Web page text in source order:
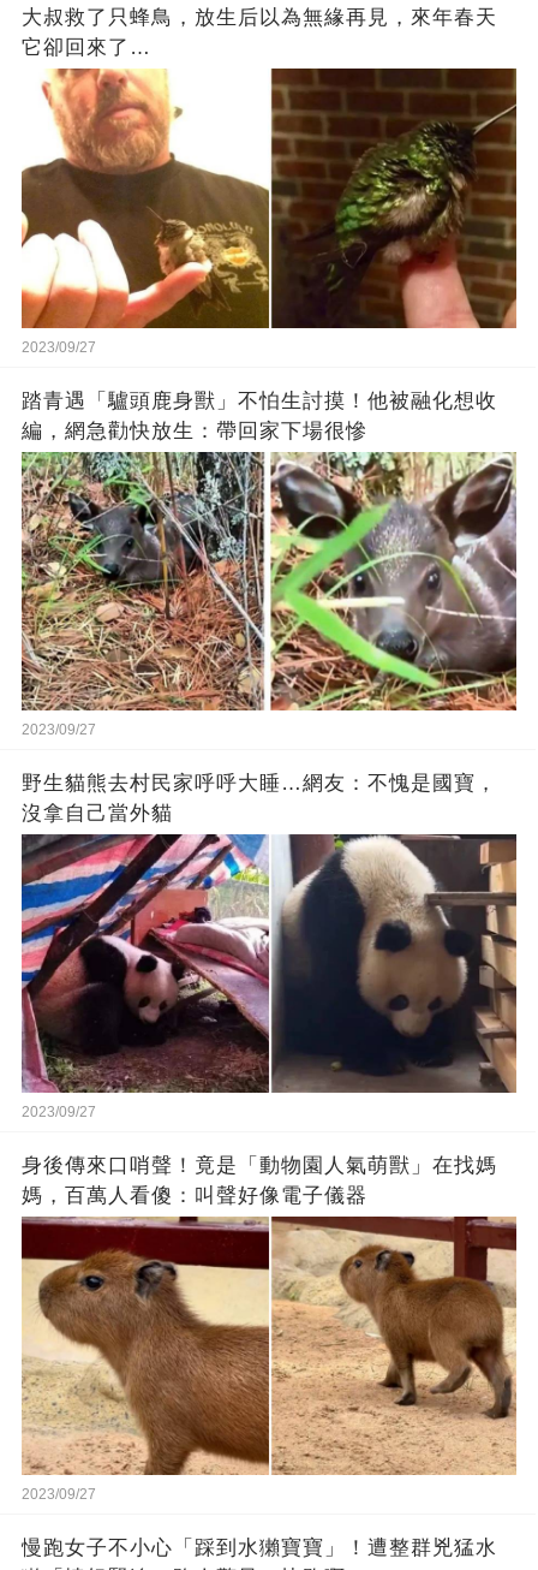
大叔救了只蜂鳥，放生后以為無緣再見，來年春天
它卻回來了…
2023/09/27
踏青遇「驢頭鹿身獸」不怕生討摸！他被融化想收
編，網急勸快放生：帶回家下場很慘
2023/09/27
野生貓熊去村民家呼呼大睡…網友：不愧是國寶，
沒拿自己當外貓
2023/09/27
身後傳來口哨聲！竟是「動物園人氣萌獸」在找媽
媽，百萬人看傻：叫聲好像電子儀器
2023/09/27
慢跑女子不小心「踩到水獺寶寶」！遭整群兇猛水